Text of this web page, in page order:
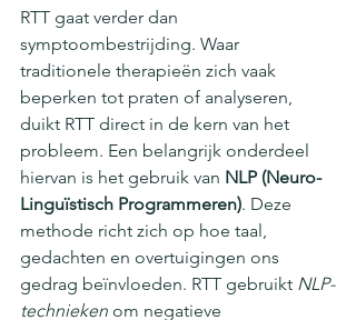
RTT gaat verder dan
symptoombestrijding. Waar
traditionele therapieën zich vaak
beperken tot praten of analyseren,
duikt RTT direct in de kern van het
probleem. Een belangrijk onderdeel
hiervan is het gebruik van NLP (Neuro-
Linguïstisch Programmeren). Deze
methode richt zich op hoe taal,
gedachten en overtuigingen ons
gedrag beïnvloeden. RTT gebruikt NLP-
technieken om negatieve